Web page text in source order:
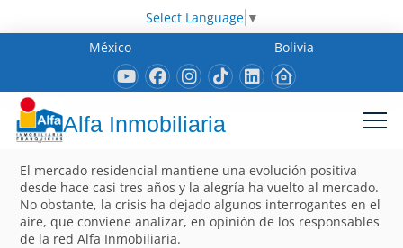
Select Language ▼
México
Bolivia
Alfa Inmobiliaria
El mercado residencial mantiene una evolución positiva
desde hace casi tres años y la alegría ha vuelto al mercado.
No obstante, la crisis ha dejado algunos interrogantes en el
aire, que conviene analizar, en opinión de los responsables
de la red Alfa Inmobiliaria.